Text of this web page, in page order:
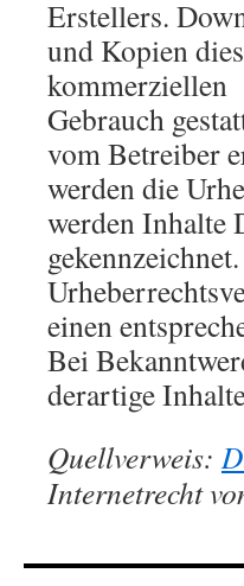
Erstellers.
und Kopien
kommerziellen
Gebrauch
vom Betreiber
werden die
werden Inhalte
einen
Bei
derartige
Quellverweis:
Internetrecht